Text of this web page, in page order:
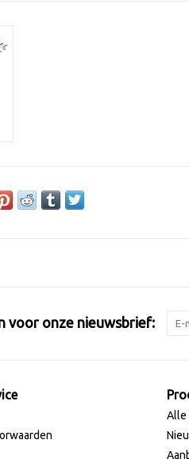
voor onze nieuwsbrief:
Alle